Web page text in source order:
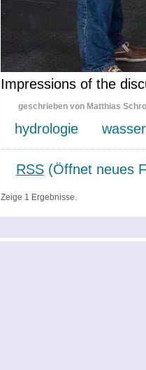
Impressions of the
geschrieben von Matthias
hydrologie wasser
RSS (Öffnet neues
Zeige 1 Ergebnisse.